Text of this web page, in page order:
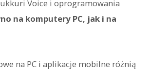
Voice i oprogramowania
na komputery PC, jak i na
na PC i aplikacje mobilne różnią